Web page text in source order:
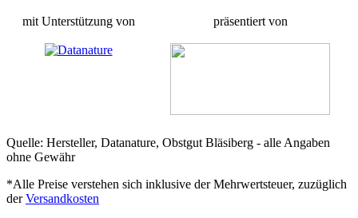
mit Unterstützung von präsentiert von
Quelle: Hersteller, Datanature, Obstgut Bläsiberg - alle Angaben
ohne Gewähr
*Alle Preise verstehen sich inklusive der Mehrwertsteuer, zuzüglich
derVersandkosten